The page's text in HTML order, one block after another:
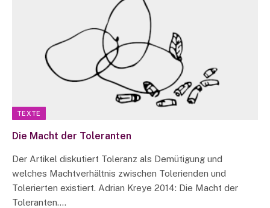
TEXTE
Die Macht der Toleranten
Der Artikel diskutiert Toleranz als Demütigung und
welches Machtverhältnis zwischen Tolerienden und
Tolerierten existiert. Adrian Kreye 2014: Die Macht der
Toleranten.…